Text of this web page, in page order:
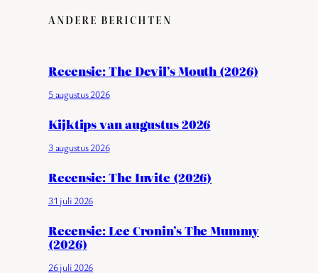
ANDERE BERICHTEN
Recensie: The Devil’s Mouth (2026)
5 augustus 2026
Kijktips van augustus 2026
3 augustus 2026
Recensie: The Invite (2026)
31 juli 2026
Recensie: Lee Cronin’s The Mummy
(2026)
26 juli 2026